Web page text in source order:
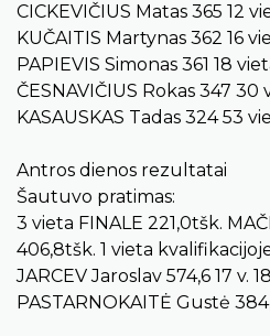
CICKEVIČIUS Matas 365 12
KUČAITIS Martynas 362 16
PAPIEVIS Simonas 361 18
ČESNAVIČIUS Rokas 347 30
KASAUSKAS Tadas 324 53
Antros dienos rezultatai
Šautuvo pratimas:
3 vieta FINALE 221,0tšk.
406,8tšk. 1 vieta
JARCEV Jaroslav 574,6 17 v.
PASTARNOKAITĖ Gustė